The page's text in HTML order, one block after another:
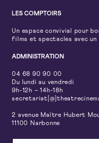
LES COMPTOIRS
Un espace convivial pour
films et spectacles avec un
ADMINISTRATION
04 68 90 90 00
Du lundi au vendredi
9h-12h – 14h-18h
2 avenue Maître Hubert
11100 Narbonne